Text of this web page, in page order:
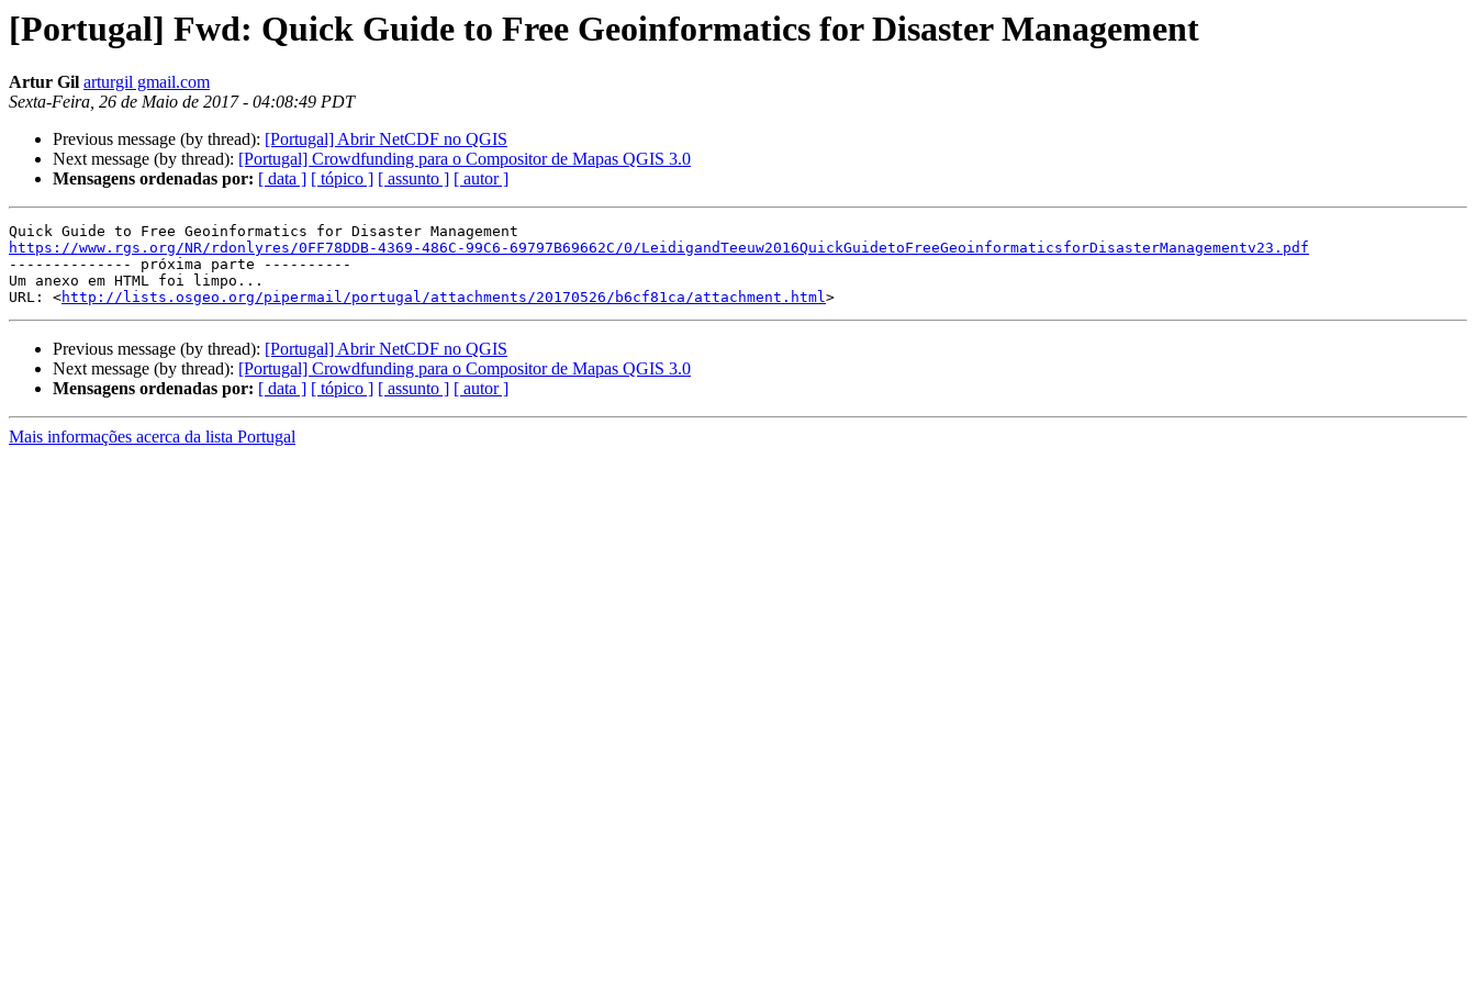
[Portugal] Fwd: Quick Guide to Free Geoinformatics for Disaster Management
Artur Gil arturgil gmail.com
Sexta-Feira, 26 de Maio de 2017 - 04:08:49 PDT
Previous message (by thread): [Portugal] Abrir NetCDF no QGIS
Next message (by thread): [Portugal] Crowdfunding para o Compositor de Mapas QGIS 3.0
Mensagens ordenadas por: [ data ] [ tópico ] [ assunto ] [ autor ]
https://www.rgs.org/NR/rdonlyres/0FF78DDB-4369-486C-99C6-69797B69662C/0/LeidigandTeeuw2016QuickGuidetoFreeGeoinformaticsforDisasterManagementv23.pdf
-------------- próxima parte ----------
Um anexo em HTML foi limpo...
URL: <http://lists.osgeo.org/pipermail/portugal/attachments/20170526/b6cf81ca/attachment.html
Previous message (by thread): [Portugal] Abrir NetCDF no QGIS
Next message (by thread): [Portugal] Crowdfunding para o Compositor de Mapas QGIS 3.0
Mensagens ordenadas por: [ data ] [ tópico ] [ assunto ] [ autor ]
Mais informações acerca da lista Portugal